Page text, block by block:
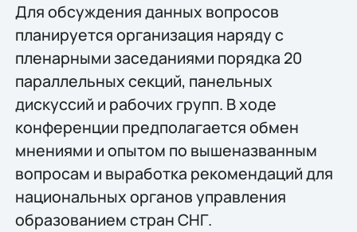
Для обсуждения данных вопросов
планируется организация наряду с
пленарными заседаниями порядка 20
параллельных секций, панельных
дискуссий и рабочих групп. В ходе
конференции предполагается обмен
мнениями и опытом по вышеназванным
вопросам и выработка рекомендаций для
национальных органов управления
образованием стран СНГ.